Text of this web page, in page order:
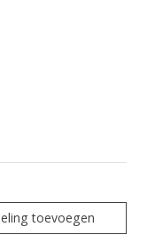
toevoegen